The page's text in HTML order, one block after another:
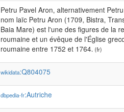
Petru Pavel Aron, alternativement
nom laïc Petru Aron (1709, Bistra,
Baia Mare) est l'une des figures de la
roumaine et un évêque de l'Église
roumaine entre 1752 et 1764. (fr)
wikidata:Q804075
dbpedia-fr:Autriche